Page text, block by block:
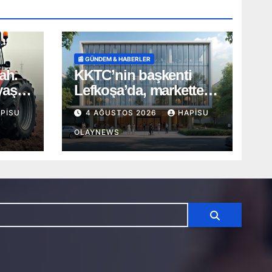
📰 GÜNDEM & HABERLER
KKTC’nin başkenti
Lefkoşa’da, markette
SALDIRI
4 AĞUSTOS 2026 HAPISU
OLAYNEWS